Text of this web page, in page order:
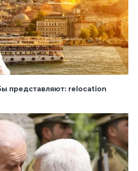
представляют: relocation